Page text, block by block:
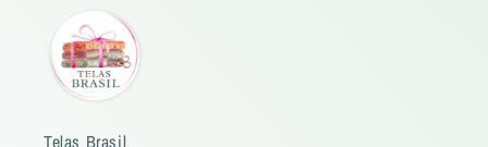
Telas Brasil